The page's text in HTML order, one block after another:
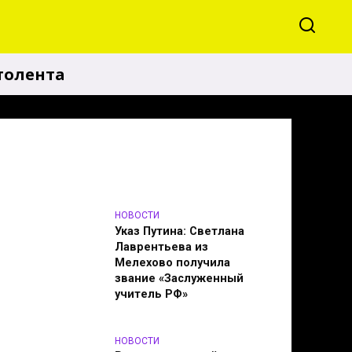
НОВОСТИ
Указ Путина: Светлана
Лаврентьева из
Мелехово получила
звание «Заслуженный
учитель РФ»
НОВОСТИ